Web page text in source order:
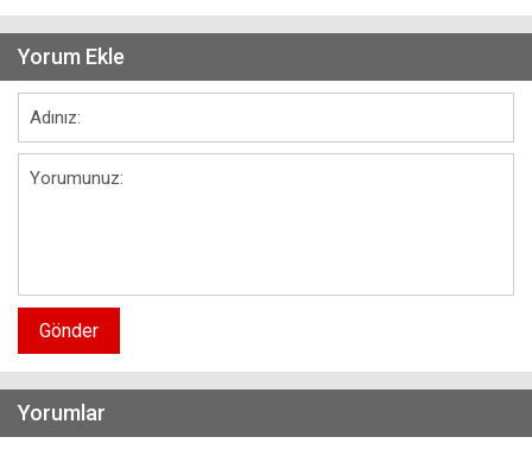
Yorum Ekle
Gönder
Yorumlar